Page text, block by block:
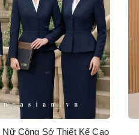
Nữ Công Sở Thiết Kế Cao